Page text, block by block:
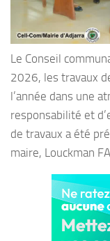
Le Conseil
2026, les travaux
l’année dans une
responsabilité et
de travaux a été
maire, Louckman